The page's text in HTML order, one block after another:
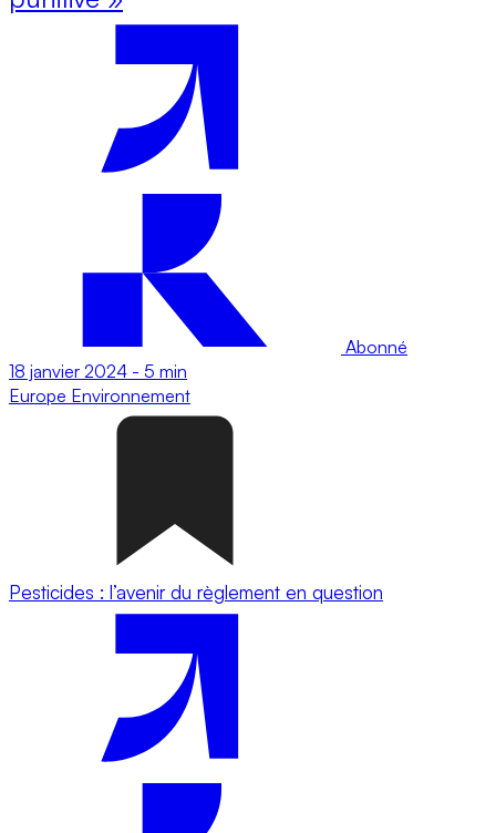
Abonné
18 janvier 2024 - 5 min
Europe Environnement
Pesticides : l’avenir du règlement en question